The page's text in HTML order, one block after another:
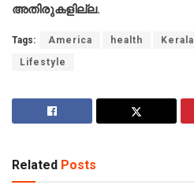
അതിരുകളില്ല.
Tags: America health Kerala
Lifestyle
Related Posts